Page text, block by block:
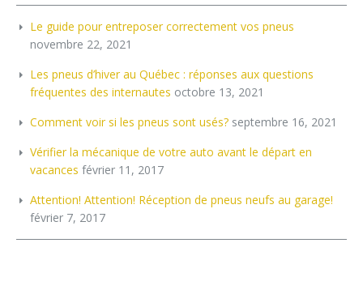
Le guide pour entreposer correctement vos pneus
novembre 22, 2021
Les pneus d’hiver au Québec : réponses aux questions
fréquentes des internautes octobre 13, 2021
Comment voir si les pneus sont usés? septembre 16, 2021
Vérifier la mécanique de votre auto avant le départ en
vacances février 11, 2017
Attention! Attention! Réception de pneus neufs au garage!
février 7, 2017